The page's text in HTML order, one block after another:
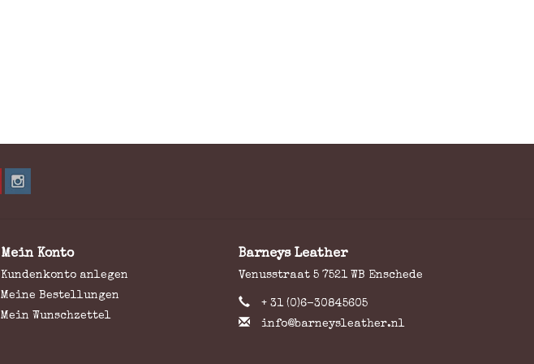
Mein Konto
Kundenkonto anlegen
Meine Bestellungen
Mein Wunschzettel
Barneys Leather
Venusstraat 5 7521 WB Enschede
+ 31 (0)6-30845605
info@barneysleather.nl